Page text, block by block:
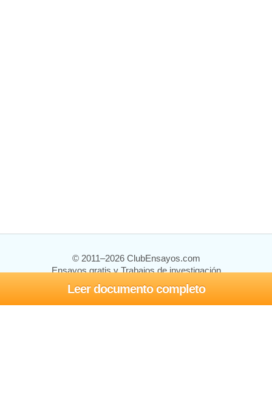
Leer documento completo
© 2011–2026 ClubEnsayos.com
Ensayos gratis y Trabajos de investigación